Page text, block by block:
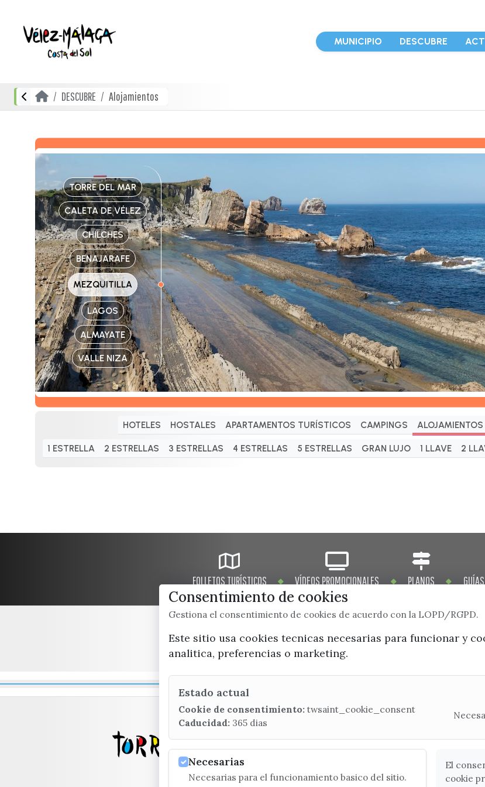
MUNICIPIO DESCUBRE
DESCUBRE Alojamientos
TORRE DEL MAR
CALETA DE VÉLEZ
CHILCHES
BENAJARAFE
MEZQUITILLA
LAGOS
ALMAYATE
VALLE NIZA
HOTELES HOSTALES APARTAMENTOS TURÍSTICOS CAMPINGS ALOJAMIENTOS
1 ESTRELLA 2 ESTRELLAS 3 ESTRELLAS 4 ESTRELLAS 5 ESTRELLAS GRAN LUJO 1 LLAVE 2
FOLLETOS TURÍSTICOS VÍDEOS PROMOCIONALES PLANOS
x / twitter
(+34) 952 541 104
C/ Poniente, 2. CP 29740 - Torre
Consentimiento de cookies
Gestiona el consentimiento de cookies de acuerdo con la LOPD/RGPD.
Este sitio usa cookies tecnicas necesarias para funcionar y
analitica, preferencias o marketing.
Estado actual
Cookie de consentimiento: twsaint_cookie_consent
Caducidad: 365 dias
Necesarias
Necesarias para el funcionamiento basico del sitio.
El
cookie